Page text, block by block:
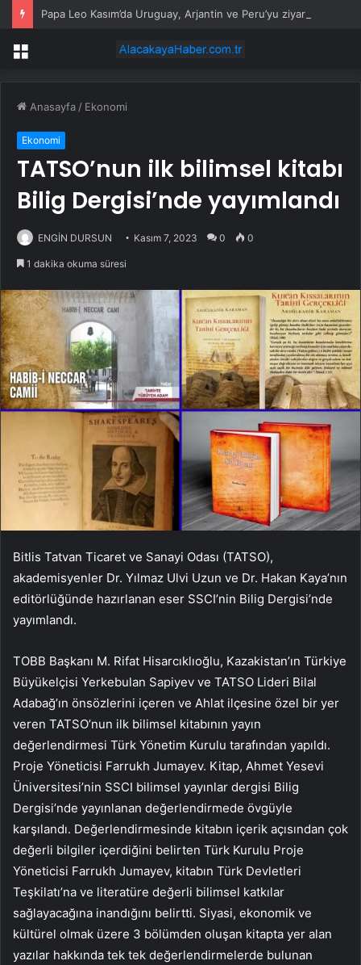
Menü
Anasayfa / Ekonomi
Ekonomi
TATSO’nun ilk bilimsel kitabı
Bilig Dergisi’nde yayımlandı
ENGİN DURSUN Kasım 7, 2023 0 0
1 dakika okuma süresi
Bitlis Tatvan Ticaret ve Sanayi Odası (TATSO),
akademisyenler Dr. Yılmaz Ulvi Uzun ve Dr. Hakan Kaya’nın
editörlüğünde hazırlanan eser SSCI’nin Bilig Dergisi’nde
yayımlandı.
TOBB Başkanı M. Rifat Hisarcıklıoğlu, Kazakistan’ın Türkiye
Büyükelçisi Yerkebulan Sapiyev ve TATSO Lideri Bilal
Adabağ’ın önsözlerini içeren ve Ahlat ilçesine özel bir yer
veren TATSO’nun ilk bilimsel kitabının yayın
değerlendirmesi Türk Yönetim Kurulu tarafından yapıldı.
Proje Yöneticisi Farrukh Jumayev. Kitap, Ahmet Yesevi
Üniversitesi’nin SSCI bilimsel yayınlar dergisi Bilig
Dergisi’nde yayınlanan değerlendirmede övgüyle
karşılandı. Değerlendirmesinde kitabın içerik açısından çok
değerli bilgiler içerdiğini belirten Türk Kurulu Proje
Yöneticisi Farrukh Jumayev, kitabın Türk Devletleri
Teşkilatı’na ve literatüre değerli bilimsel katkılar
sağlayacağına inandığını belirtti. Siyasi, ekonomik ve
kültürel olmak üzere 3 bölümden oluşan kitapta yer alan
yazılar hakkında tek tek değerlendirmelerde bulunan